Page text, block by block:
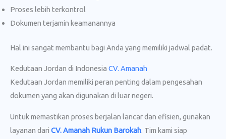
Proses lebih terkontrol
Dokumen terjamin keamanannya
Hal ini sangat membantu bagi Anda yang memiliki jadwal padat.
Kedutaan Jordan di Indonesia CV. Amanah
Kedutaan Jordan memiliki peran penting dalam pengesahan
dokumen yang akan digunakan di luar negeri.
Untuk memastikan proses berjalan lancar dan efisien, gunakan
layanan dari CV. Amanah Rukun Barokah. Tim kami siap